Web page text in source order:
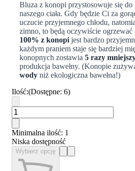
Bluza z konopi przystosowuje się do
naszego ciała. Gdy będzie Ci za
uczucie przyjemnego chłodu,
zimno, to będą oczywiście ogrzewać
100% z konopi jest bardzo
każdym praniem staje się bardziej
konopnych zostawia 5 razy
produkcja bawełny. (Konopie
wody niż ekologiczna bawełna!)
Ilość:(Dostępne: 6)
Minimalna ilość: 1
Niska dostępność
Wybierz opcję